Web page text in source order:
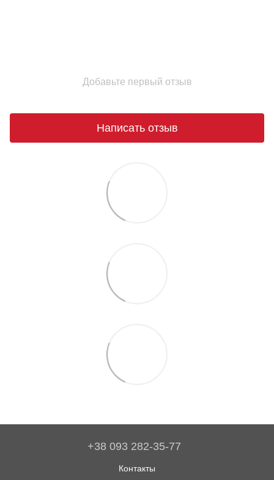
Добавьте первый отзыв
Написать отзыв
+38 093 282-35-77
Контакты